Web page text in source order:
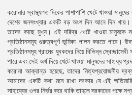
করোনার স্বাস্থ্যগত দিকের পাশাপাশি খেটে খাওয়া
দেশের জনসংখ্যার একটি বড় অংশ দিন আনে দিন খায়।
তাদের কাছে মুখ্য। এই দরিদ্র খেটে খাওয়া মানুষকে
প্রতিষ্ঠানসমূহ গুরুত্বপূর্ণ ভূমিকা পালন করতে পারে।
প্রতিষ্ঠানসমূহ গ্রামের যুবকদের নিয়ে বিভিন্ন
পারে এবং সেই অর্থ দিয়ে খেটে খাওয়া মানুষদের সাহায্য
করোনা আক্রান্ত হয়েছে, তাদের নিত্যপ্রয়োজনীয়
আমাদের একটি কথা মনে রাখা দরকার যে এই
সাহায্যের ওপর নির্ভর করে থাকি তাহলে সরকারের পক্ষে